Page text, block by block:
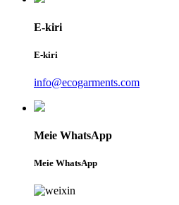
E-kiri
E-kiri
info@ecogarments.com
Meie WhatsApp
Meie WhatsApp